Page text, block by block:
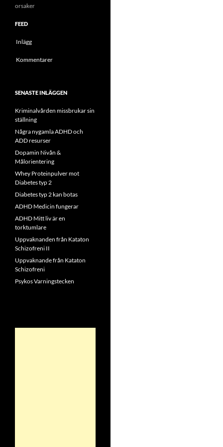
orsaker
FEED
Inlägg
Kommentarer
SENASTE INLÄGGEN
Kriminalvården missbrukar sin
ställning
Några nygamla ADHD och
ADD resurser
Dopamin Nivån &
Målorientering
Whey Proteinpulver mot
Diabetes typ 2
Diabetes typ 2 kan botas
ADHD Medicin fungerar
ADHD Mitt liv är en
torktumlare
Uppvaknanden från Kataton
Schizofreni II
Uppvaknande från Kataton
Schizofreni
Psykos Varningstecken